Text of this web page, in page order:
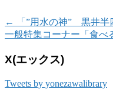
←
「”用水の神” 黒井半
一般特集コーナー「食べ
X(エックス)
Tweets by yonezawalibrary